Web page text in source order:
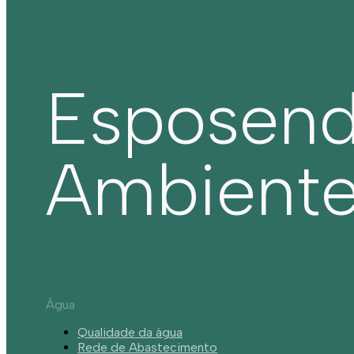
Água
Qualidade da água
Rede de Abastecimento